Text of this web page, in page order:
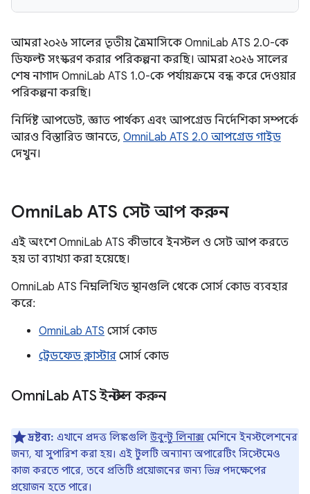
আমরা ২০২৬ সালের তৃতীয় ত্রৈমাসিকে OmniLab ATS 2.0-কে
ডিফল্ট সংস্করণ করার পরিকল্পনা করছি। আমরা ২০২৬ সালের
শেষ নাগাদ OmniLab ATS 1.0-কে পর্যায়ক্রমে বন্ধ করে দেওয়ার
পরিকল্পনা করছি।
নির্দিষ্ট আপডেট, জ্ঞাত পার্থক্য এবং আপগ্রেড নির্দেশিকা সম্পর্কে
আরও বিস্তারিত জানতে, OmniLab ATS 2.0 আপগ্রেড গাইড
দেখুন।
OmniLab ATS সেট আপ করুন
এই অংশে OmniLab ATS কীভাবে ইনস্টল ও সেট আপ করতে
হয় তা ব্যাখ্যা করা হয়েছে।
OmniLab ATS নিম্নলিখিত স্থানগুলি থেকে সোর্স কোড ব্যবহার
করে:
OmniLab ATS সোর্স কোড
ট্রেডফেড ক্লাস্টার সোর্স কোড
OmniLab ATS ইনস্টল করুন
দ্রষ্টব্য: এখানে প্রদত্ত লিঙ্কগুলি উবুন্টু লিনাক্স মেশিনে ইনস্টলেশনের
জন্য, যা সুপারিশ করা হয়। এই টুলটি অন্যান্য অপারেটিং সিস্টেমেও
কাজ করতে পারে, তবে প্রতিটি প্রয়োজনের জন্য ভিন্ন পদক্ষেপের
প্রয়োজন হতে পারে।